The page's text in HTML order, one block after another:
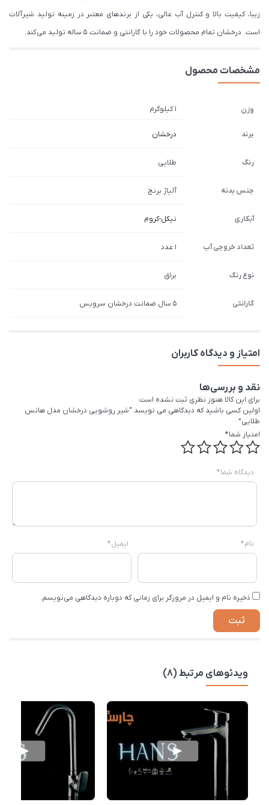
زیبا، کیفیت بالا و کنترل آب عالی، یکی از برندهای معتبر در زمینه تولید شیرآلات
است. درخشان تمام محصولات خود را با گارانتی و ضمانت 5 ساله تولید می کند.
مشخصات محصول
وزن 1 کیلوگرم
برند درخشان
رنگ طلایی
جنس بدنه آلیاژ برنج
آبکاری نیکل-کروم
تعداد خروجی آب 1 عدد
نوع رنگ براق
گارانتی 5 سال ضمانت درخشان سرویس
امتیاز و دیدگاه کاربران
نقد و بررسی‌ها
برای این کالا هنوز نظری ثبت نشده است.
اولین کسی باشید که دیدگاهی می نویسد “شیر روشویی درخشان مدل هانس
طلایی”
امتیاز شما*
دیدگاه شما*
نام* ایمیل*
ذخیره نام و ایمیل در مرورگر برای زمانی که دوباره دیدگاهی می‌نویسم.
ویدئوهای مرتبط (8)